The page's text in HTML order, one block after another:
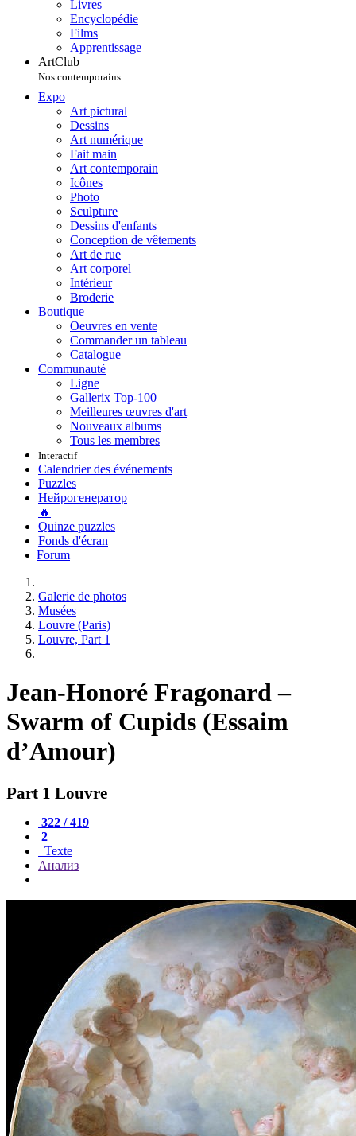
Livres
Encyclopédie
Films
Apprentissage
ArtClub
Nos contemporains
Expo
Art pictural
Dessins
Art numérique
Fait main
Art contemporain
Icônes
Photo
Sculpture
Dessins d'enfants
Conception de vêtements
Art de rue
Art corporel
Intérieur
Broderie
Boutique
Oeuvres en vente
Commander un tableau
Catalogue
Communauté
Ligne
Gallerix Top-100
Meilleures œuvres d'art
Nouveaux albums
Tous les membres
Interactif
Calendrier des événements
Puzzles
Нейрогенератор
🔥
Quinze puzzles
Fonds d'écran
Forum
Galerie de photos
Musées
Louvre (Paris)
Louvre, Part 1
Jean-Honoré Fragonard –
Swarm of Cupids (Essaim
d’Amour)
Part 1 Louvre
322 / 419
2
Texte
Анализ